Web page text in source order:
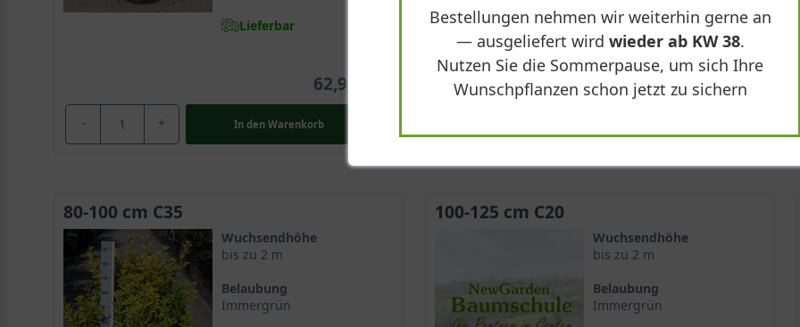
Lieferbar
62,90 €
- + In den Warenkorb
Lieferbar
74,90 €
80-100 cm C35
Wuchsendhöhe
bis zu 2 m
Belaubung
Immergrün
100-125 cm C20
Wuchsendhöhe
bis zu 2 m
Belaubung
Immergrün
Bestellungen nehmen wir weiterhin gerne an
— ausgeliefert wird wieder ab KW 38.
Nutzen Sie die Sommerpause, um sich Ihre
Wunschpflanzen schon jetzt zu sichern